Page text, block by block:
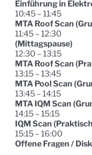
Einführung in
10:45 – 11:45
MTA Roof Scan
11:45 – 12:30
(Mittagspause)
12:30 – 13:15
MTA Roof Scan
13:15 – 13:45
MTA Pool Scan
13:45 – 14:15
MTA IQM Scan
14:15 – 15:15
IQM Scan
15:15 – 16:00
Offene Fragen /